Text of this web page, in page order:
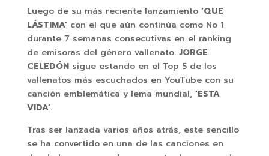
Luego de su más reciente lanzamiento ‘QUE
LÁSTIMA’con el que aún continúa como No 1
durante 7 semanas consecutivas en el ranking
de emisoras del género vallenato. JORGE
CELEDÓNsigue estando en el Top 5 de los
vallenatos más escuchados en YouTube con su
canción emblemática y lema mundial, ‘ESTA
VIDA’.
Tras ser lanzada varios años atrás, este sencillo
se ha convertido en una de las canciones en